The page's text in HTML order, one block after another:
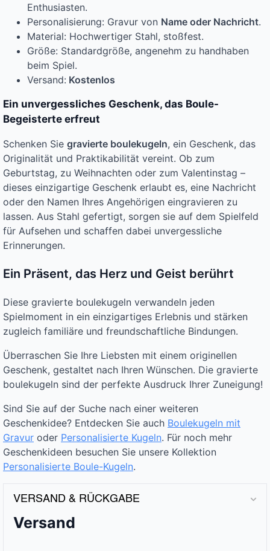
Enthusiasten.
Personalisierung: Gravur von Name oder Nachricht.
Material: Hochwertiger Stahl, stoßfest.
Größe: Standardgröße, angenehm zu handhaben
beim Spiel.
Versand: Kostenlos
Ein unvergessliches Geschenk, das Boule-
Begeisterte erfreut
Schenken Sie gravierte boulekugeln, ein Geschenk, das
Originalität und Praktikabilität vereint. Ob zum
Geburtstag, zu Weihnachten oder zum Valentinstag –
dieses einzigartige Geschenk erlaubt es, eine Nachricht
oder den Namen Ihres Angehörigen eingravieren zu
lassen. Aus Stahl gefertigt, sorgen sie auf dem Spielfeld
für Aufsehen und schaffen dabei unvergessliche
Erinnerungen.
Ein Präsent, das Herz und Geist berührt
Diese gravierte boulekugeln verwandeln jeden
Spielmoment in ein einzigartiges Erlebnis und stärken
zugleich familiäre und freundschaftliche Bindungen.
Überraschen Sie Ihre Liebsten mit einem originellen
Geschenk, gestaltet nach Ihren Wünschen. Die gravierte
boulekugeln sind der perfekte Ausdruck Ihrer Zuneigung!
Sind Sie auf der Suche nach einer weiteren
Geschenkidee? Entdecken Sie auch Boulekugeln mit
Gravur oder Personalisierte Kugeln. Für noch mehr
Geschenkideen besuchen Sie unsere Kollektion
Personalisierte Boule-Kugeln.
VERSAND & RÜCKGABE
Versand